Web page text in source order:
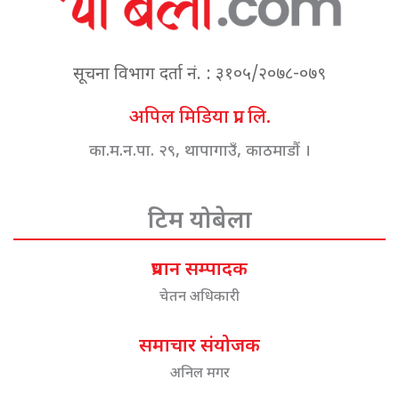
सूचना विभाग दर्ता नं. : ३१०५/२०७८-०७९
अपिल मिडिया प्रा. लि.
का.म.न.पा. २९, थापागाउँ, काठमाडौं ।
टिम योबेला
प्रधान सम्पादक
चेतन अधिकारी
समाचार संयोजक
अनिल मगर